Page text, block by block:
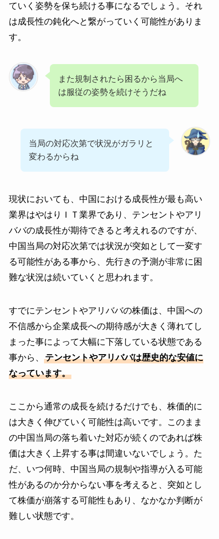
ていく姿勢を保ち続ける事になるでしょう。それ
は成長性の鈍化へと繋がっていく可能性がありま
す。
また規制されたら困るから当局へ
は服従の姿勢を続けそうだね
当局の対応次第で状況がガラリと
変わるからね
現状においても、中国における成長性が最も高い
業界はやはりＩＴ業界であり、テンセントやアリ
ババの成長性が期待できると考えれるのですが、
中国当局の対応次第では状況が突如として一変す
る可能性がある事から、先行きの予測が非常に困
難な状況は続いていくと思われます。
すでにテンセントやアリババの株価は、中国への
不信感から企業成長への期待感が大きく薄れてし
まった事によって大幅に下落している状態である
事から、 テンセントやアリババは歴史的な安値に
なっています。
ここから通常の成長を続けるだけでも、株価的に
は大きく伸びていく可能性は高いです。このまま
の中国当局の落ち着いた対応が続くのであれば株
価は大きく上昇する事は間違いないでしょう。た
だ、いつ何時、中国当局の規制や指導が入る可能
性があるのか分からない事を考えると、突如とし
て株価が崩落する可能性もあり、なかなか判断が
難しい状態です。